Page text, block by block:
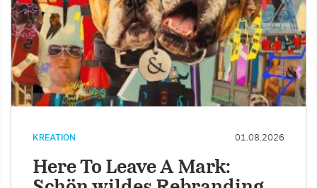
KREATION 01.08.2026
Here To Leave A Mark: